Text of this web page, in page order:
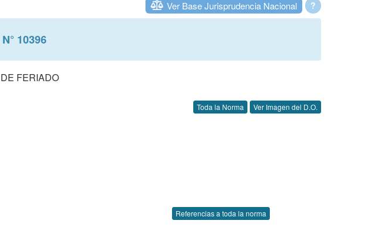
?
Ver Base Jurisprudencia Nacional
N° 10396
FERIADO
Toda la Norma Ver Imagen del D.O.
Referencias a toda la norma